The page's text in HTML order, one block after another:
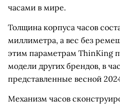
часами в мире.
Толщина корпуса часов
миллиметра, а вес без
этим параметрам ThinKing
модели других брендов, в
представленные весной
Механизм часов